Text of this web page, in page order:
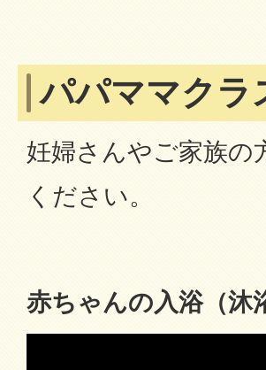
パパママクラ
妊婦さんやご家族の
ください。
赤ちゃんの入浴（沐